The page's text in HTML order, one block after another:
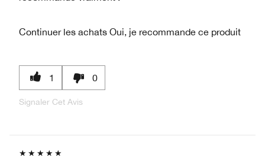
Continuer les achats Oui, je recommande ce produit
1 0
Signaler Cet Avis